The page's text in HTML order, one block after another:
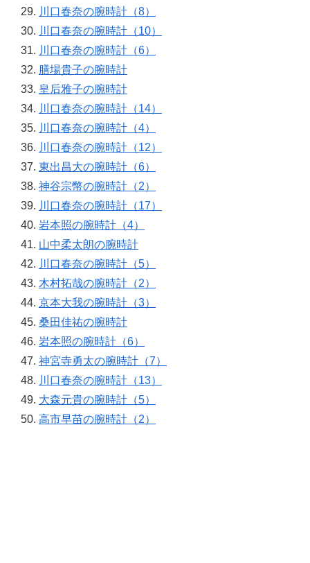
川口春奈の腕時計（8）
川口春奈の腕時計（10）
川口春奈の腕時計（6）
膳場貴子の腕時計
皇后雅子の腕時計
川口春奈の腕時計（14）
川口春奈の腕時計（4）
川口春奈の腕時計（12）
東出昌大の腕時計（6）
神谷宗幣の腕時計（2）
川口春奈の腕時計（17）
岩本照の腕時計（4）
山中柔太朗の腕時計
川口春奈の腕時計（5）
木村拓哉の腕時計（2）
京本大我の腕時計（3）
桑田佳祐の腕時計
岩本照の腕時計（6）
神宮寺勇太の腕時計（7）
川口春奈の腕時計（13）
大森元貴の腕時計（5）
高市早苗の腕時計（2）